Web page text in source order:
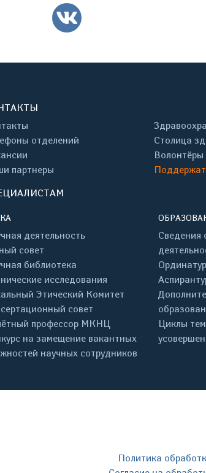
ВКонтакте
отделений
партнеры
Столица
Волонтёры
деятельность
совет
библиотека
исследования
Этический Комитет
совет
профессор МКНЦ
на замещение вакантных
научных сотрудников
Сведения
Циклы
Политика